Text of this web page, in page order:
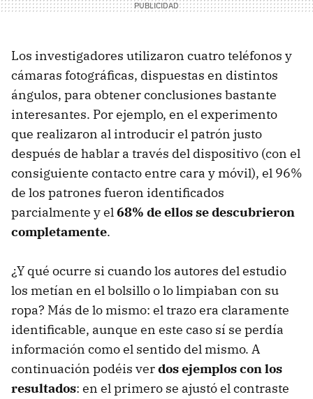
Los investigadores utilizaron cuatro teléfonos y
cámaras fotográficas, dispuestas en distintos
ángulos, para obtener conclusiones bastante
interesantes. Por ejemplo, en el experimento
que realizaron al introducir el patrón justo
después de hablar a través del dispositivo (con el
consiguiente contacto entre cara y móvil), el 96%
de los patrones fueron identificados
parcialmente y el68% de ellos se descubrieron
completamente.
¿Y qué ocurre si cuando los autores del estudio
los metían en el bolsillo o lo limpiaban con su
ropa? Más de lo mismo: el trazo era claramente
identificable, aunque en este caso sí se perdía
información como el sentido del mismo. A
continuación podéis verdos ejemplos con los
resultados: en el primero se ajustó el contraste